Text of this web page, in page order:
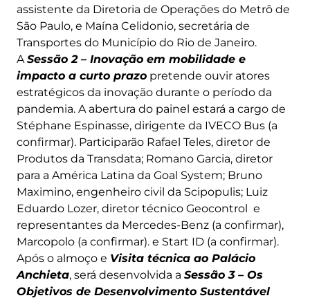
assistente da Diretoria de Operações do Metrô de
São Paulo, e Maína Celidonio, secretária de
Transportes do Município do Rio de Janeiro.
ASessão 2 – Inovação em mobilidade e
impacto a curto prazo pretende ouvir atores
estratégicos da inovação durante o período da
pandemia. A abertura do painel estará a cargo de
Stéphane Espinasse, dirigente da IVECO Bus (a
confirmar). Participarão Rafael Teles, diretor de
Produtos da Transdata; Romano Garcia, diretor
para a América Latina da Goal System; Bruno
Maximino, engenheiro civil da Scipopulis; Luiz
Eduardo Lozer, diretor técnico Geocontrol e
representantes da Mercedes-Benz (a confirmar),
Marcopolo (a confirmar). e Start ID (a confirmar).
Após o almoço e Visita técnica ao Palácio
Anchieta, será desenvolvida a Sessão 3 – Os
Objetivos de Desenvolvimento Sustentável